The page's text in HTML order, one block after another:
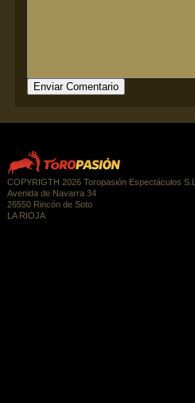
COPYRIGTH 2026 Toropasión Espectáculos S.L.
Avenida de Navarra 34
26550 Rincón de Soto
LA RIOJA